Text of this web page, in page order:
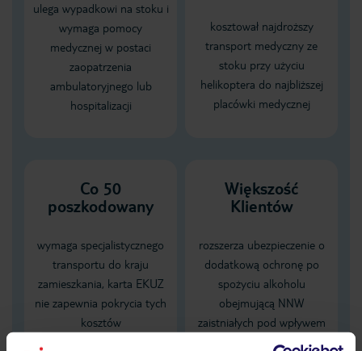
ulega wypadkowi na stoku i
wymaga pomocy
medycznej w postaci
zaopatrzenia
ambulatoryjnego lub
hospitalizacji
kosztował najdroższy
transport medyczny ze
stoku przy użyciu
helikoptera do najbliższej
placówki medycznej
Co 50
poszkodowany
wymaga specjalistycznego
transportu do kraju
zamieszkania, karta EKUZ
nie zapewnia pokrycia tych
kosztów
Większość
Klientów
rozszerza ubezpieczenie o
dodatkową ochronę po
spożyciu alkoholu
obejmującą NNW
zaistniałych pod wpływem
alkoholu